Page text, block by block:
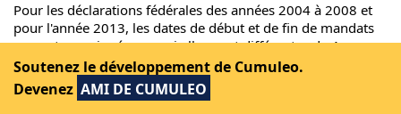
Pour les déclarations fédérales des années 2004 à 2008 et
pour l'année 2013, les dates de début et de fin de mandats
ne sont renseignées que si elles sont différentes du 1er
janvier et du 31 décembre.
Soutenez le développement de Cumuleo.
Devenez AMI DE CUMULEO